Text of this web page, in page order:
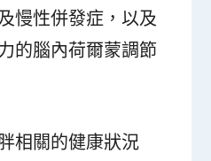
慢性併發症，以及
的腦內荷爾蒙調節
相關的健康狀況